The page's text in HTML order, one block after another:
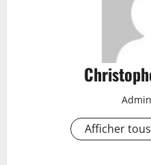
Afficher